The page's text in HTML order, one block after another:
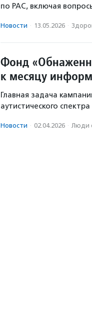
по РАС, включая
Новости · 13.05.2026 ·
Фонд
к месяцу
Главная задача
аутистического
Новости · 02.04.2026 · Люди